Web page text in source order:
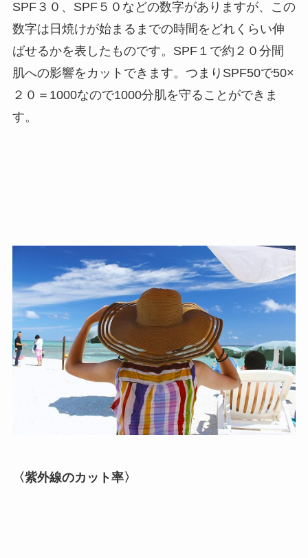
SPF３０、SPF５０などの数字がありますが、この
数字は日焼けが始まるまでの時間をどれくらい伸
ばせるかを表したものです。SPF１で約２０分間
肌への影響をカットできます。つまりSPF50で50×
２０＝1000なので1000分肌を守ることができま
す。
〈紫外線のカット率〉